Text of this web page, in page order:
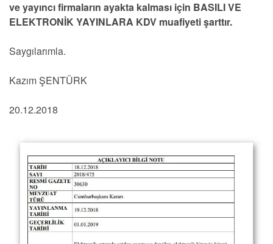
ve yayıncı firmaların ayakta kalması için BASILI VE
ELEKTRONİK YAYINLARA KDV muafiyeti şarttır.
Saygılarımla.
Kazım ŞENTÜRK
20.12.2018